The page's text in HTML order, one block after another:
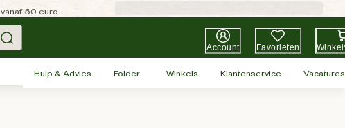
vanaf 50 euro
Account Favorieten
Hulp & Advies Folder Winkels Klantenservice Vacatures